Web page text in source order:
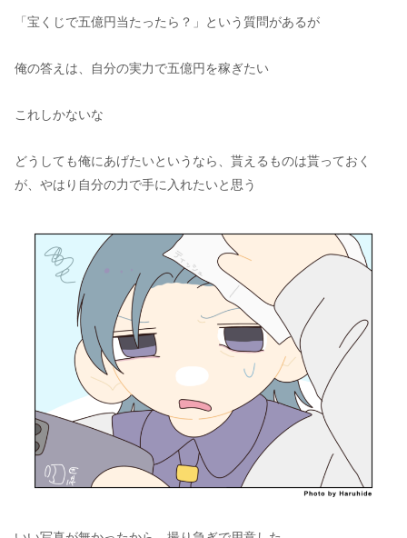
「宝くじで五億円当たったら？」という質問があるが
俺の答えは、自分の実力で五億円を稼ぎたい
これしかないな
どうしても俺にあげたいというなら、貰えるものは貰っておく
が、やはり自分の力で手に入れたいと思う